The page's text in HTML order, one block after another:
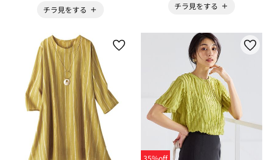
チラ見をする
チラ見をする
35%off